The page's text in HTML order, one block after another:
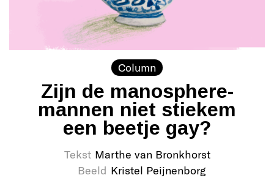
Column
Zijn de manosphere-
mannen niet stiekem
een beetje gay?
Tekst Marthe van Bronkhorst
Beeld Kristel Peijnenborg